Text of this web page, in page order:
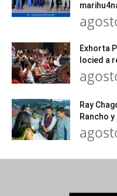
Exhorta
Iocied a
Ray
Rancho